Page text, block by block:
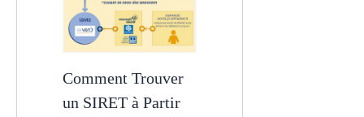
Comment Trouver
un SIRET à Partir